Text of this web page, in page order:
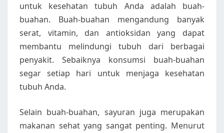
untuk kesehatan tubuh Anda adalah buah-
buahan. Buah-buahan mengandung banyak
serat, vitamin, dan antioksidan yang dapat
membantu melindungi tubuh dari berbagai
penyakit. Sebaiknya konsumsi buah-buahan
segar setiap hari untuk menjaga kesehatan
tubuh Anda.
Selain buah-buahan, sayuran juga merupakan
makanan sehat yang sangat penting. Menurut